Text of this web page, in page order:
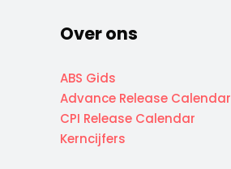
Over ons
ABS Gids
Advance Release Calendar
CPI Release Calendar
Kerncijfers